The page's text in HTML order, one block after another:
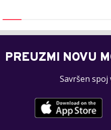
PREUZMI NOVU
Savršen spoj